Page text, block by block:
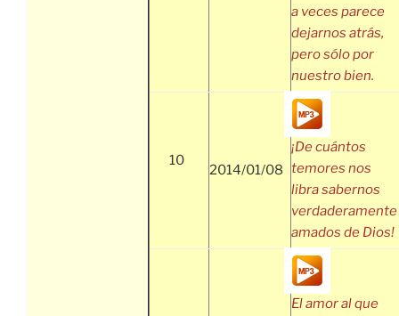
a veces parece
dejarnos atrás,
pero sólo por
nuestro bien.
10
2014/01/08
¡De cuántos
temores nos
libra sabernos
verdaderamente
amados de Dios!
El amor al que